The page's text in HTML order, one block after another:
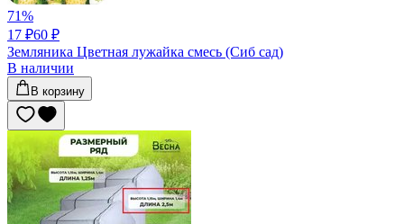
71%
17 ₽60 ₽
Земляника Цветная лужайка смесь (Сиб сад)
В наличии
В корзину